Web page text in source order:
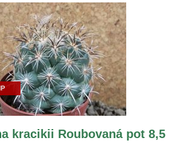
kracikii Roubovaná pot 8,5